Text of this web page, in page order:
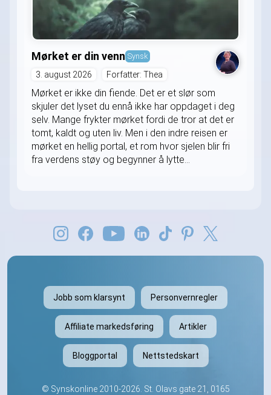
Mørket er din venn Synsk
3. august 2026 Forfatter: Thea
Mørket er ikke din fiende. Det er et slør som
skjuler det lyset du ennå ikke har oppdaget i deg
selv. Mange frykter mørket fordi de tror at det er
tomt, kaldt og uten liv. Men i den indre reisen er
mørket en hellig portal, et rom hvor sjelen blir fri
fra verdens støy og begynner å lytte...
Jobb som klarsynt Personvernregler
Affiliate markedsføring Artikler
Bloggportal Nettstedskart
© Synskonline2010-2026. St. Olavs gate 21, 0165